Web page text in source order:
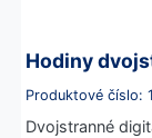
Hodiny
Produktové číslo:
Dvojstranné